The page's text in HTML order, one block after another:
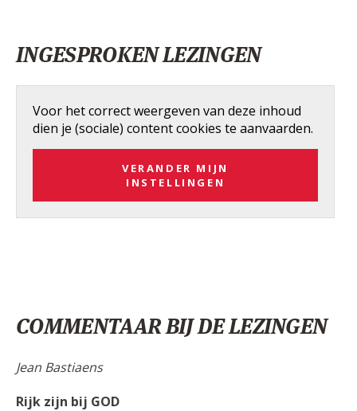
INGESPROKEN LEZINGEN
Voor het correct weergeven van deze inhoud
dien je (sociale) content cookies te aanvaarden.
VERANDER MIJN
INSTELLINGEN
COMMENTAAR BIJ DE LEZINGEN
Jean Bastiaens
Rijk zijn bij GOD